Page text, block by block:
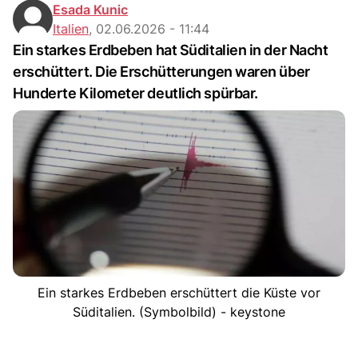
Esada Kunic
Italien, 02.06.2026 - 11:44
Ein starkes Erdbeben hat Süditalien in der Nacht
erschüttert. Die Erschütterungen waren über
Hunderte Kilometer deutlich spürbar.
Ein starkes Erdbeben erschüttert die Küste vor
Süditalien. (Symbolbild) - keystone